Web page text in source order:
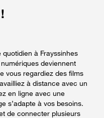
à Frayssinhes
deviennent
vous regardiez des films
à distance avec un
en ligne avec une
s’adapte à vos besoins.
de connecter plusieurs